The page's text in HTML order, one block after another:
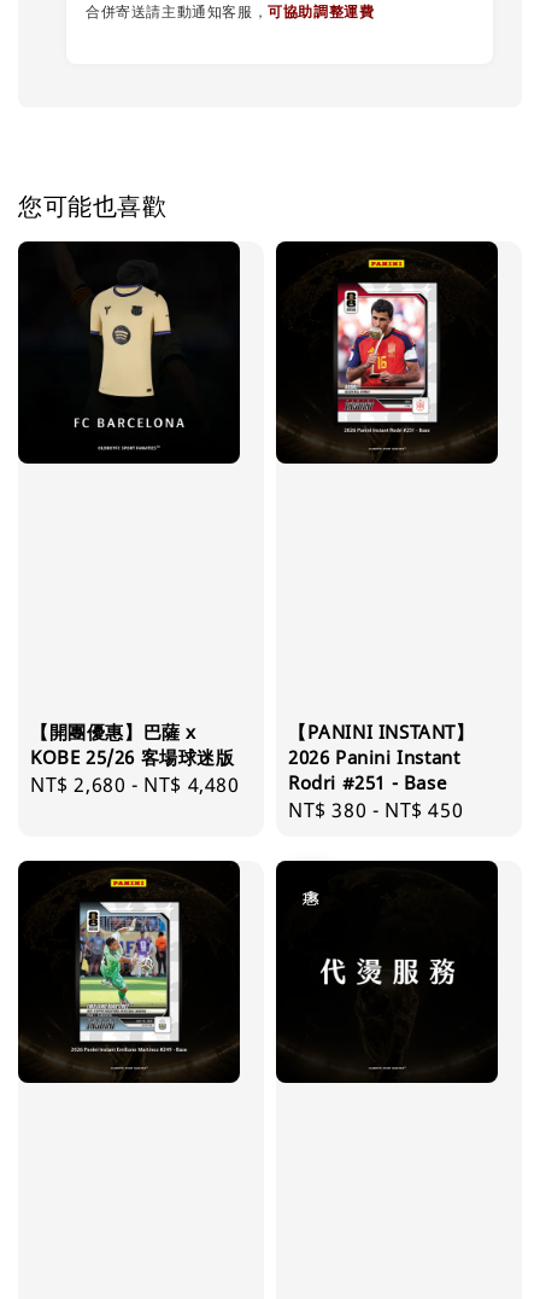
合併寄送請主動通知客服，可協助調整運費
您可能也喜歡
【開團優惠】巴薩 x
KOBE 25/26 客場球迷版
Regular
NT$ 2,680 - NT$ 4,480
【PANINI INSTANT】
2026 Panini Instant
Rodri #251 - Base
Regular
NT$ 380 - NT$ 450